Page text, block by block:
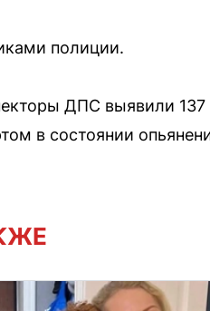
полиции.
ДПС выявили
в состоянии